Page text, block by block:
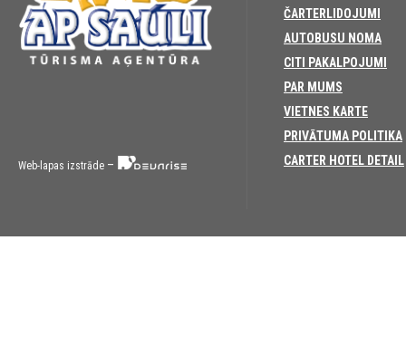
Web-lapas izstrāde –
ČARTERLIDOJUMI
AUTOBUSU NOMA
CITI PAKALPOJUMI
PAR MUMS
VIETNES KARTE
PRIVĀTUMA POLITIKA
CARTER HOTEL DETAIL